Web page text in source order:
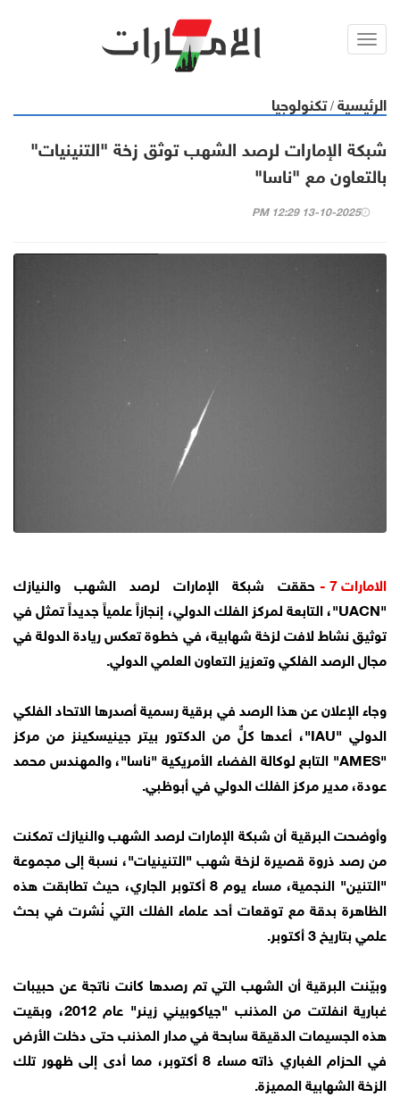
Toggl
الرئيسية /تكنولوجيا
شبكة الإمارات لرصد الشهب توثق زخة "التنينيات"
بالتعاون مع "ناسا"
13-10-2025 12:29 PM
الامارات 7 -
حققت شبكة الإمارات لرصد الشهب والنيازك
"UACN"، التابعة لمركز الفلك الدولي، إنجازاً علمياً جديداً تمثل في
توثيق نشاط لافت لزخة شهابية، في خطوة تعكس ريادة الدولة في
مجال الرصد الفلكي وتعزيز التعاون العلمي الدولي.
وجاء الإعلان عن هذا الرصد في برقية رسمية أصدرها الاتحاد الفلكي
الدولي "IAU"، أعدها كلٌّ من الدكتور بيتر جينيسكينز من مركز
"AMES" التابع لوكالة الفضاء الأمريكية "ناسا"، والمهندس محمد
عودة، مدير مركز الفلك الدولي في أبوظبي.
وأوضحت البرقية أن شبكة الإمارات لرصد الشهب والنيازك تمكنت
من رصد ذروة قصيرة لزخة شهب "التنينيات"، نسبة إلى مجموعة
"التنين" النجمية، مساء يوم 8 أكتوبر الجاري، حيث تطابقت هذه
الظاهرة بدقة مع توقعات أحد علماء الفلك التي نُشرت في بحث
علمي بتاريخ 3 أكتوبر.
وبيّنت البرقية أن الشهب التي تم رصدها كانت ناتجة عن حبيبات
غبارية انفلتت من المذنب "جياكوبيني زينر" عام 2012، وبقيت
هذه الجسيمات الدقيقة سابحة في مدار المذنب حتى دخلت الأرض
في الحزام الغباري ذاته مساء 8 أكتوبر، مما أدى إلى ظهور تلك
الزخة الشهابية المميزة.